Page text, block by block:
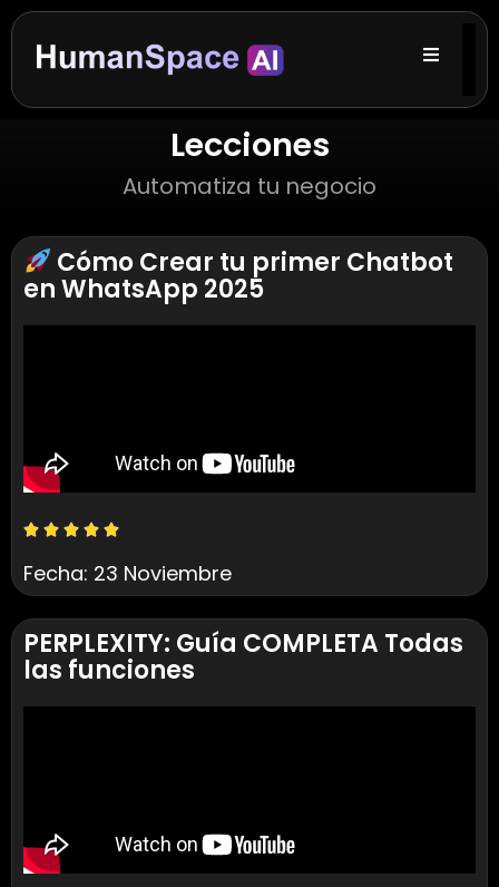
Lecciones
Automatiza tu negocio
Cómo Crear tu primer Chatbot
en WhatsApp 2025
Fecha: 23 Noviembre
PERPLEXITY: Guía COMPLETA Todas
las funciones